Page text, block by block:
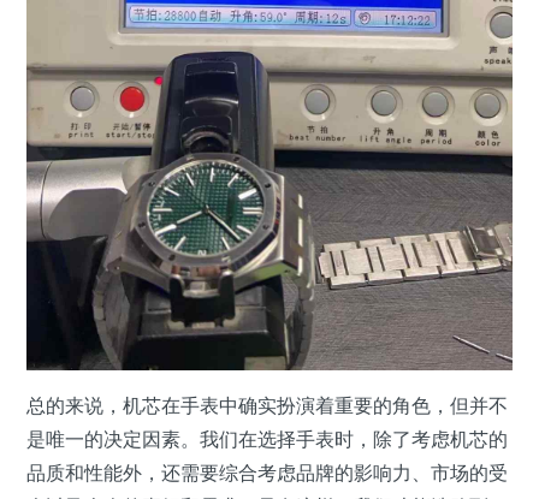
总的来说，机芯在手表中确实扮演着重要的角色，但并不
是唯一的决定因素。我们在选择手表时，除了考虑机芯的
品质和性能外，还需要综合考虑品牌的影响力、市场的受